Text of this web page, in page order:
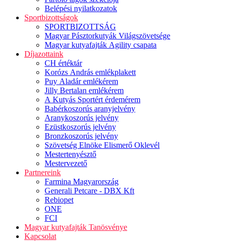
Belépési nyilatkozatok
Sportbizottságok
SPORTBIZOTTSÁG
Magyar Pásztorkutyák Világszövetsége
Magyar kutyafajták Agility csapata
Díjazottaink
CH értéktár
Korózs András emlékplakett
Puy Aladár emlékérem
Jilly Bertalan emlékérem
A Kutyás Sportért érdemérem
Babérkoszorús aranyjelvény
Aranykoszorús jelvény
Ezüstkoszorús jelvény
Bronzkoszorús jelvény
Szövetség Elnöke Elismerő Oklevél
Mestertenyésztő
Mestervezető
Partnereink
Farmina Magyarország
Generali Petcare - DBX Kft
Rebiopet
ONE
FCI
Magyar kutyafajták Tanösvénye
Kapcsolat